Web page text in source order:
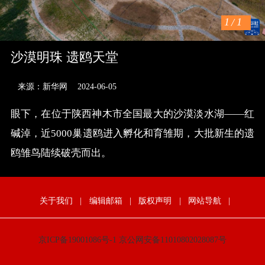
1 /1
沙漠明珠 遗鸥天堂
来源：新华网 2024-06-05
眼下，在位于陕西神木市全国最大的沙漠淡水湖——红
碱淖，近5000巢遗鸥进入孵化和育雏期，大批新生的遗
鸥雏鸟陆续破壳而出。
关于我们 | 编辑邮箱 | 版权声明 | 网站导航 |
京ICP备19001086号-1 京公网安备11010802028087号